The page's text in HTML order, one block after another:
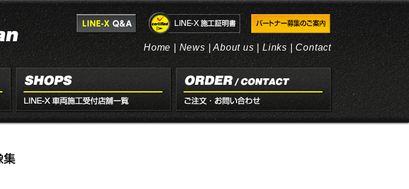
Home |News |About us | Links |Contact